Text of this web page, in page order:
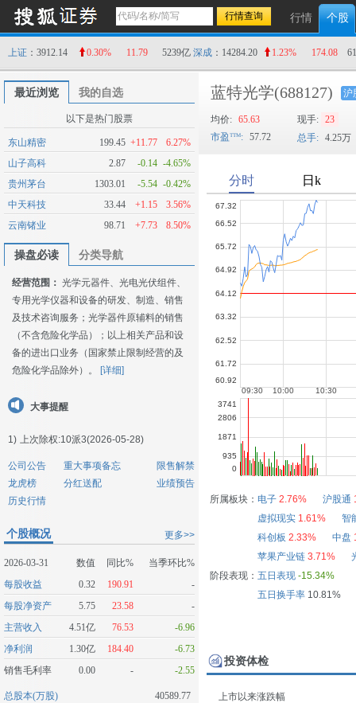
行情 个股
上证 ：3912.14 0.30% 11.79 5239亿 深成 ：14284.20 1.23% 174.08
最近浏览 我的自选
以下是热门股票
东山精密 199.45 +11.77
6.27%
山子高科
2.87 -0.14 -4.65%
贵州茅台
1303.01 -5.54 -0.42%
中天科技
33.44 +1.15
3.56%
云南锗业
98.71 +7.73 8.50%
操盘必读 分类导航
经营范围： 光学元器件、光电光伏组件、
专用光学仪器和设备的研发、制造、销售
及技术咨询服务；光学器件原辅料的销售
（不含危险化学品）；以上相关产品和设
备的进出口业务（国家禁止限制经营的及
危险化学品除外）。
[详细]
大事提醒
1) 上次除权:10派3(2026-05-28)
公司公告 重大事项备忘
限售解禁
龙虎榜
分红送配
业绩预告
历史行情
更多>>
个股概况
2026-03-31 数值 同比%
当季环比%
每股收益
0.32 190.91
-
每股净资产
5.75 23.58
-
主营收入
4.51亿 76.53
-6.96
净利润
1.30亿 184.40
-6.73
销售毛利率
0.00 - -2.55
总股本(万股)
40589.77
蓝特光学(688127) 沪
均价: 65.63 现手: 23
市盈
: 57.72 总手: 4.25万
所属板块： 电子 2.76% 沪股通
虚拟现实 1.61%
智
科创板 2.33% 中盘
苹果产业链 3.71%
阶段表现： 五日表现 -15.34%
五日换手率10.81%
投资体检
上市以来涨跌幅